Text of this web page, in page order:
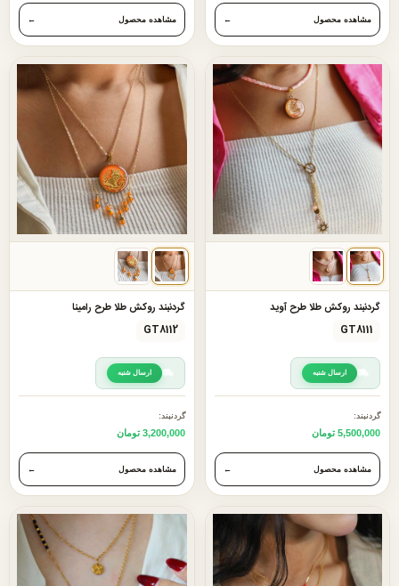
مشاهده محصول ← مشاهده محصول ←
گردنبند روکش طلا طرح آوید
GT8111
ارسال شنبه
گردنبند:
5,500,000 تومان
مشاهده محصول ←
گردنبند روکش طلا طرح رامینا
GT8112
ارسال شنبه
گردنبند:
3,200,000 تومان
مشاهده محصول ←